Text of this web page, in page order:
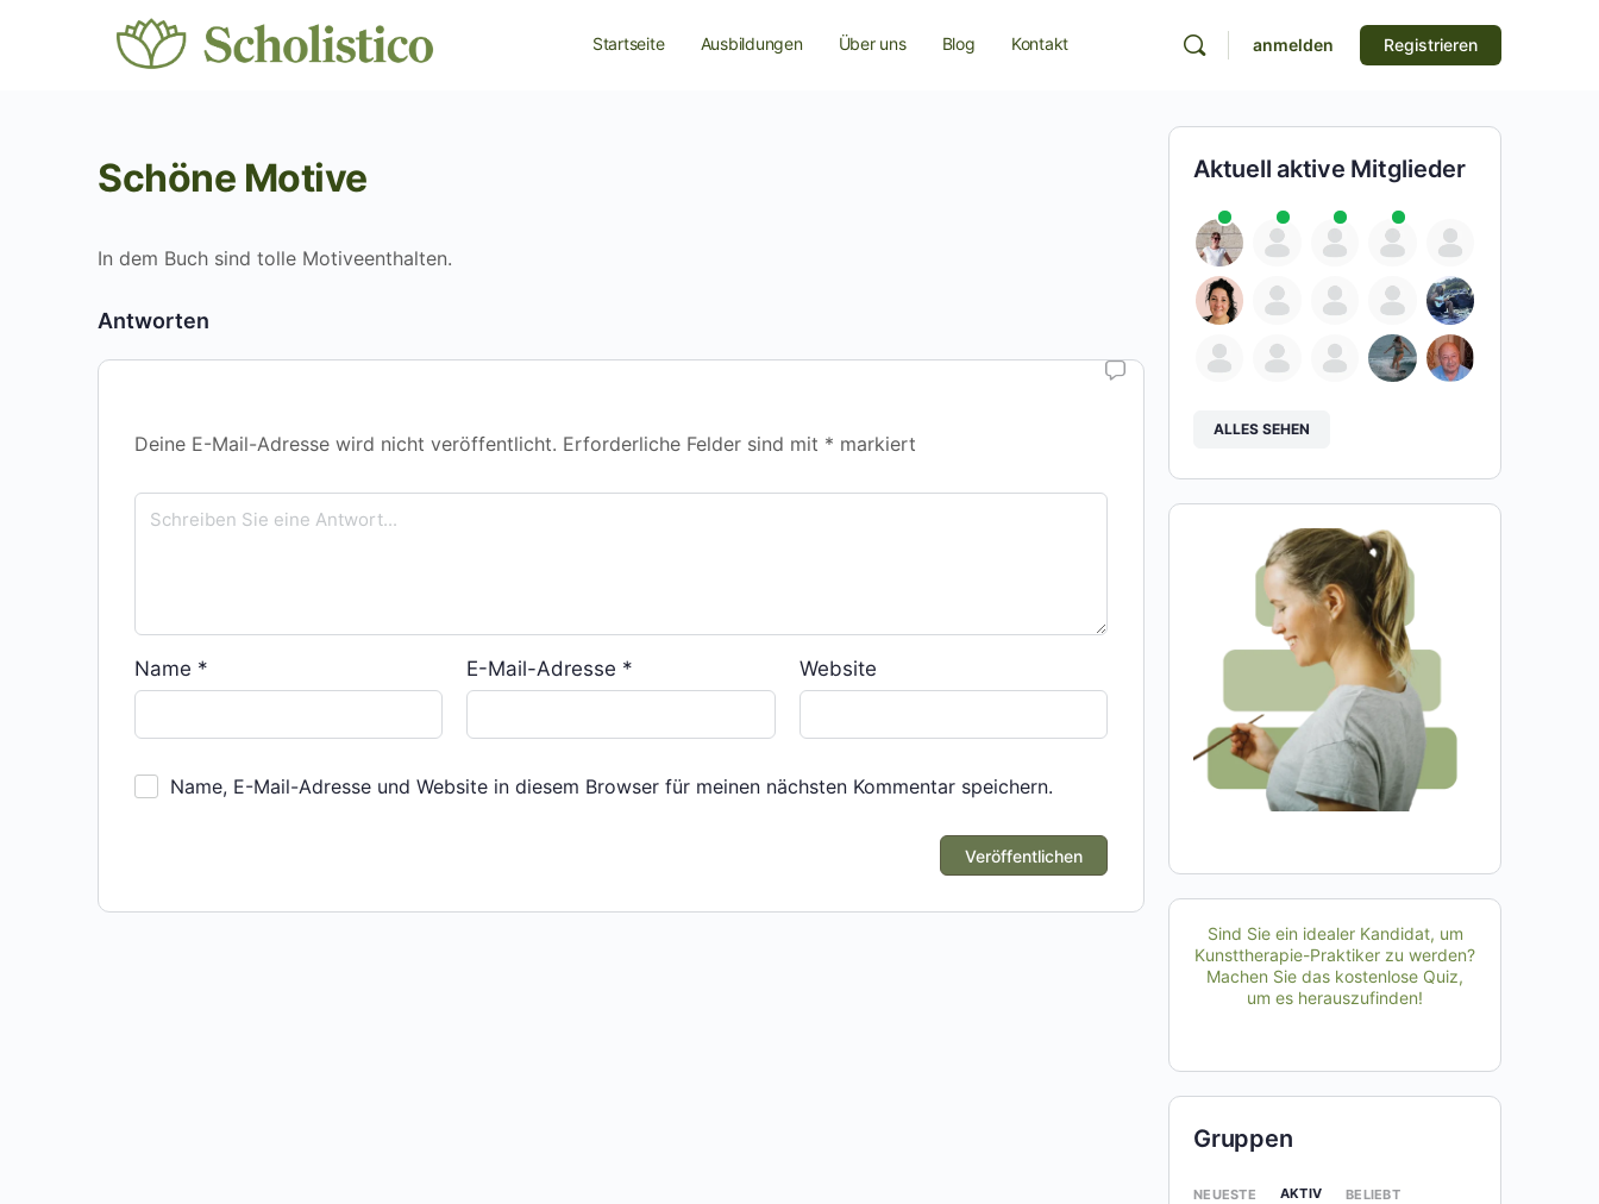
Startseite Ausbildungen Über uns Blog Kontakt anmelden Registrieren
Schöne Motive
In dem Buch sind tolle Motiveenthalten.
Antworten
Deine E-Mail-Adresse wird nicht veröffentlicht. Erforderliche Felder sind mit * markiert
Name * E-Mail-Adresse * Website
Name, E-Mail-Adresse und Website in diesem Browser für meinen nächsten Kommentar speichern.
Aktuell aktive Mitglieder
ALLES SEHEN
Sind Sie ein idealer Kandidat, um
Kunsttherapie-Praktiker zu werden?
Machen Sie das kostenlose Quiz,
um es herauszufinden!
Gruppen
NEUESTE AKTIV BELIEBT